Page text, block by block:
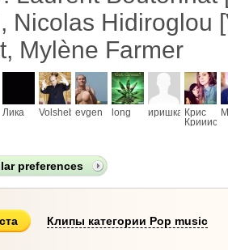
Nicolas Hidiroglou
Mylène Farmer
Лика Volshebnikevgen long иришка Крис
preferences
Клипы категории Pop music